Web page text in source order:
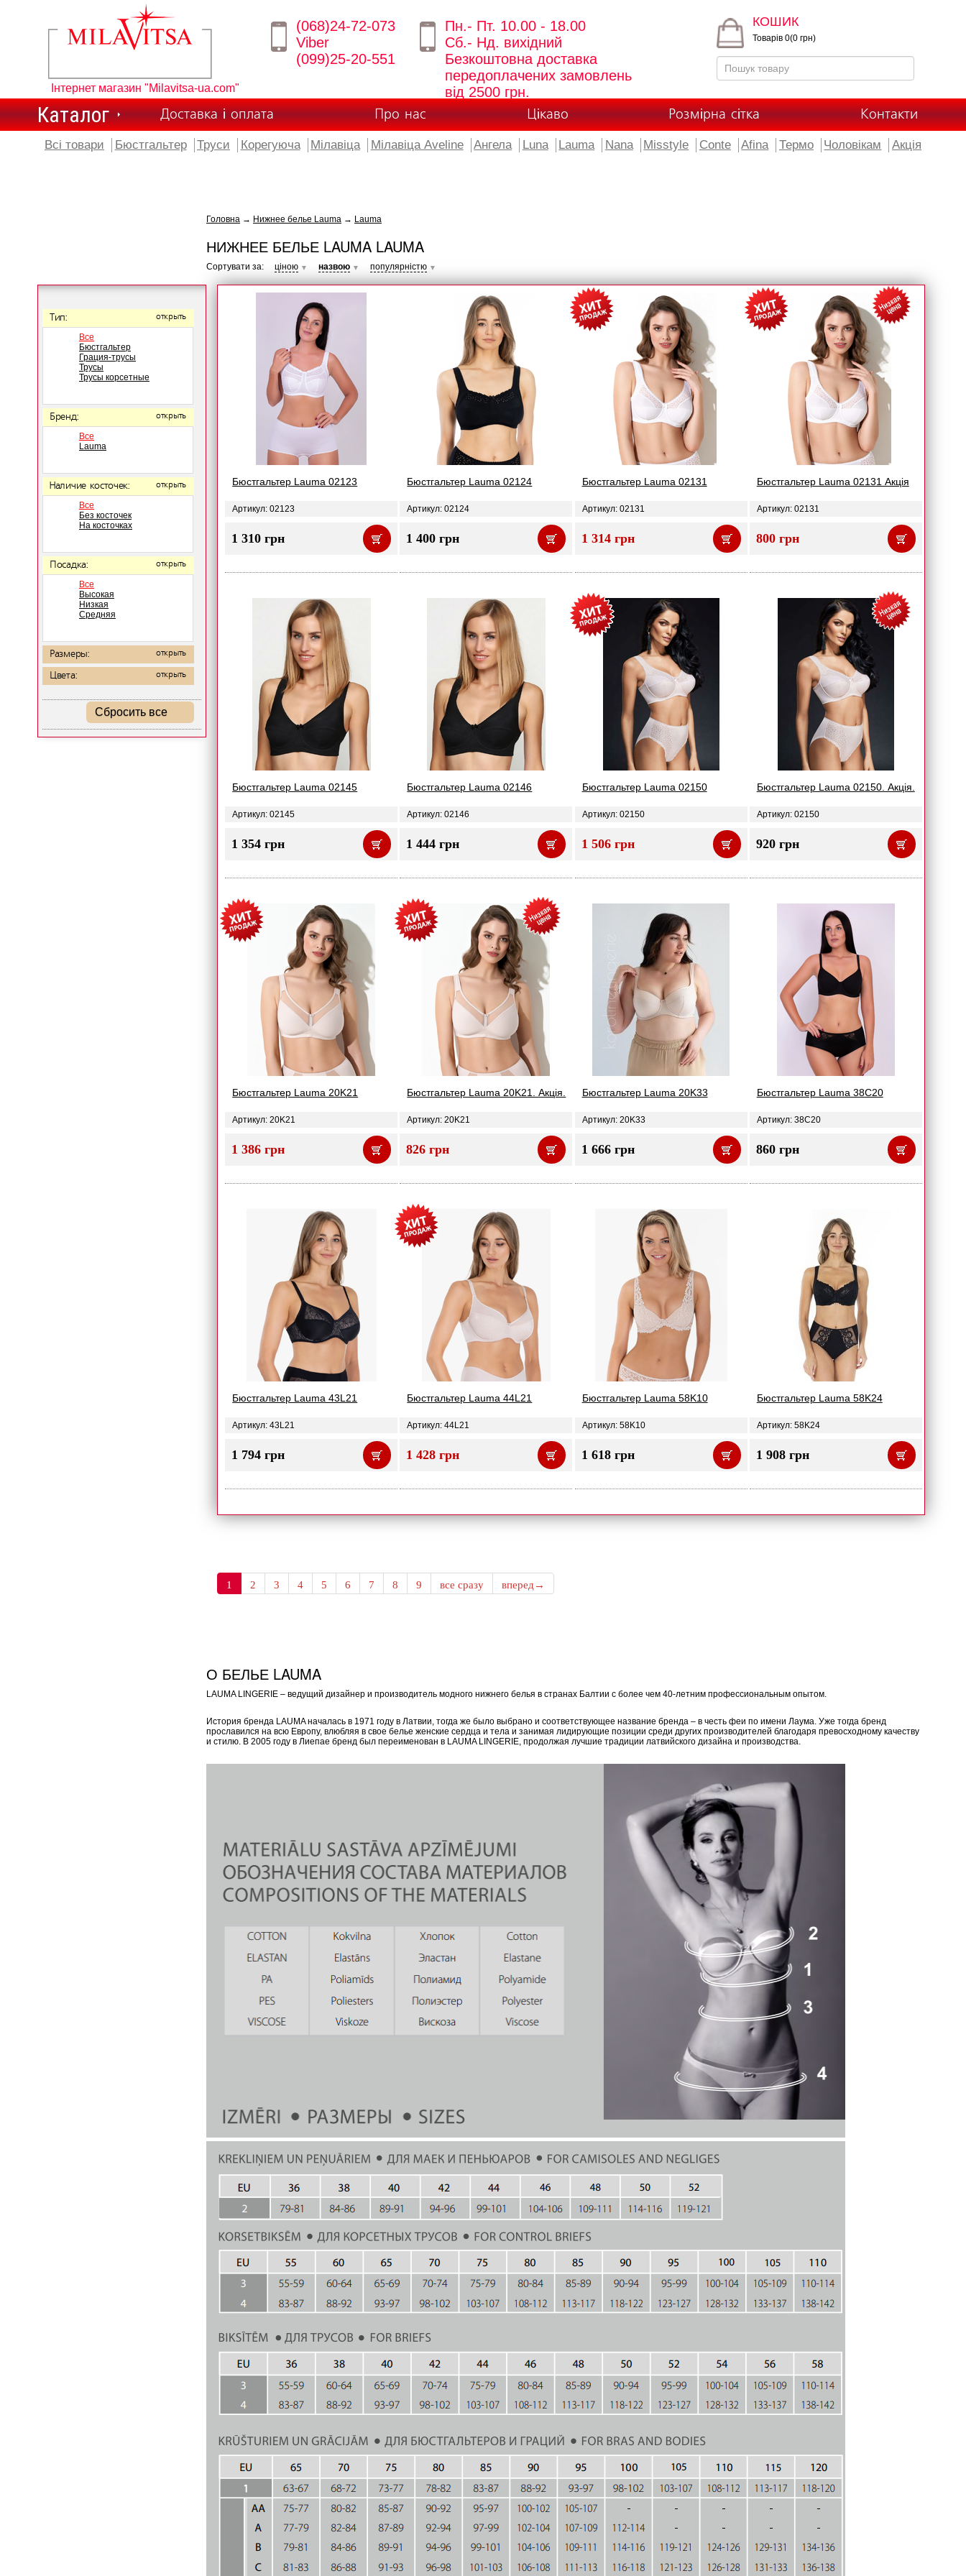
Інтернет магазин "Milavitsa-ua.com"
(068)24-72-073
Viber
(099)25-20-551
Пн.- Пт. 10.00 - 18.00
Сб.- Нд. вихідний
Безкоштовна доставка
передоплачених замовлень
від 2500 грн.
КОШИК
Товарів 0(0 грн)
Каталог Доставка і оплата Про нас Цікаво Розмірна сітка Контакти
Всі товари Бюстгальтер Труси Корегуюча Мілавіца Мілавіца Aveline Ангела Luna Lauma Nana Misstyle Conte Afina Термо Чоловікам Акція
Тип: открыть
Все
Бюстгальтер
Грация-трусы
Трусы
Трусы корсетные
Бренд: открыть
Все
Lauma
Наличие косточек: открыть
Все
Без косточек
На косточках
Посадка: открыть
Все
Высокая
Низкая
Средняя
Размеры: открыть
Цвета: открыть
Сбросить все
Головна → Нижнее белье Lauma → Lauma
НИЖНЕЕ БЕЛЬЕ LAUMA LAUMA
Сортувати за: ціною ▼ назвою ▼ популярністю ▼
Бюстгальтер Lauma 02123
Артикул: 02123
1 310 грн
Бюстгальтер Lauma 02124
Артикул: 02124
1 400 грн
Бюстгальтер Lauma 02131
Артикул: 02131
1 314 грн
Бюстгальтер Lauma 02131 Акція
Артикул: 02131
800 грн
Бюстгальтер Lauma 02145
Артикул: 02145
1 354 грн
Бюстгальтер Lauma 02146
Артикул: 02146
1 444 грн
Бюстгальтер Lauma 02150
Артикул: 02150
1 506 грн
Бюстгальтер Lauma 02150. Акція.
Артикул: 02150
920 грн
Бюстгальтер Lauma 20K21
Артикул: 20K21
1 386 грн
Бюстгальтер Lauma 20K21. Акція.
Артикул: 20K21
826 грн
Бюстгальтер Lauma 20K33
Артикул: 20K33
1 666 грн
Бюстгальтер Lauma 38C20
Артикул: 38C20
860 грн
Бюстгальтер Lauma 43L21
Артикул: 43L21
1 794 грн
Бюстгальтер Lauma 44L21
Артикул: 44L21
1 428 грн
Бюстгальтер Lauma 58K10
Артикул: 58K10
1 618 грн
Бюстгальтер Lauma 58K24
Артикул: 58K24
1 908 грн
1 2 3 4 5 6 7 8 9 все сразу вперед→
О БЕЛЬЕ LAUMA
LAUMA LINGERIE – ведущий дизайнер и производитель модного нижнего белья в странах Балтии с более чем 40-летним профессиональным опытом.
История бренда LAUMA началась в 1971 году в Латвии, тогда же было выбрано и соответствующее название бренда – в честь феи по имени Лаума. Уже тогда бренд
прославился на всю Европу, влюбляя в свое белье женские сердца и тела и занимая лидирующие позиции среди других производителей благодаря превосходному качеству
и стилю. В 2005 году в Лиепае бренд был переименован в LAUMA LINGERIE, продолжая лучшие традиции латвийского дизайна и производства.